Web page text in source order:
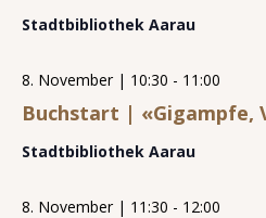
Stadtbibliothek Aarau
Buchstart | «Gigampfe,
8. November | 10:30 - 11:00
Stadtbibliothek Aarau
8. November | 11:30 - 12:00